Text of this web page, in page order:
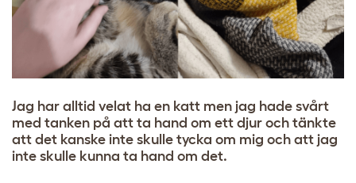
Jag har alltid velat ha en katt men jag hade svårt
med tanken på att ta hand om ett djur och tänkte
att det kanske inte skulle tycka om mig och att jag
inte skulle kunna ta hand om det.